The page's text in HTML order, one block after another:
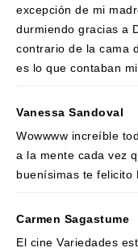
excepción de mi
durmiendo gracias a
contrario de la cama
es lo que contaban
Vanessa Sandoval
Wowwww increíble
a la mente cada vez
buenísimas te felicito
Carmen Sagastume
El cine Variedades